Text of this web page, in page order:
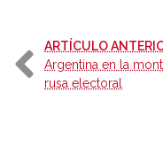
ARTÍCULO
Argentina en la
rusa electoral